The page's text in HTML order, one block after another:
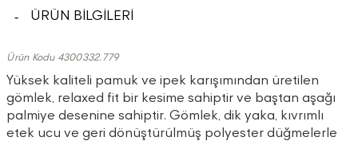
ÜRÜN BİLGİLERİ
Ürün Kodu 4300332.779
Yüksek kaliteli pamuk ve ipek karışımından üretilen
gömlek, relaxed fit bir kesime sahiptir ve baştan aşağı
palmiye desenine sahiptir. Gömlek, dik yaka, kıvrımlı
etek ucu ve geri dönüştürülmüş polyester düğmelerle